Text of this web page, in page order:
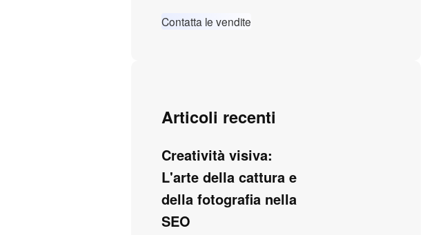
Contatta le vendite
Articoli recenti
Creatività visiva:
L'arte della cattura e
della fotografia nella
SEO